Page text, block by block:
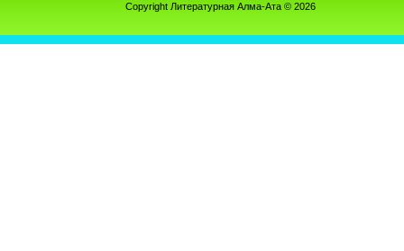
Copyright Литературная Алма-Ата © 2026